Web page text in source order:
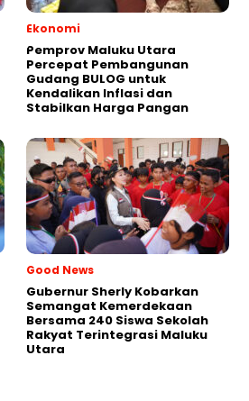
Ekonomi
Pemprov Maluku Utara
Percepat Pembangunan
Gudang BULOG untuk
Kendalikan Inflasi dan
Stabilkan Harga Pangan
Good News
Gubernur Sherly Kobarkan
Semangat Kemerdekaan
Bersama 240 Siswa Sekolah
Rakyat Terintegrasi Maluku
Utara